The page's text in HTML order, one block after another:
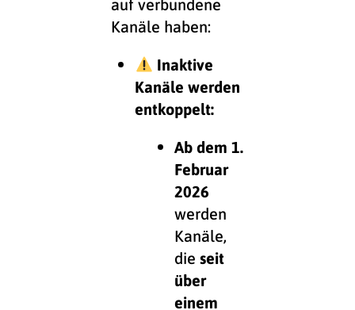
auf verbundene
Kanäle haben:
Inaktive
Kanäle werden
entkoppelt:
Ab dem 1.
Februar
2026
werden
Kanäle,
dieseit
über
einem